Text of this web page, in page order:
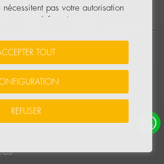
pas votre autorisation
tous ces cookies en appuyant sur
TOUT ou les configurer ou refuser
consultez la POLITIQUE DE
TOUT
REFUSER